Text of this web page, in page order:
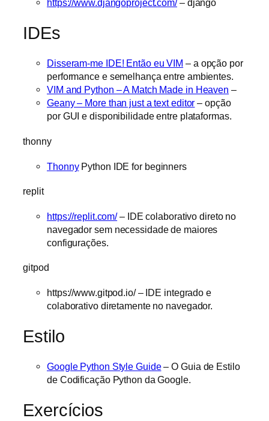
https://www.djangoproject.com/ – django
IDEs
Disseram-me IDE! Então eu VIM – a opção por
performance e semelhança entre ambientes.
VIM and Python – A Match Made in Heaven –
Geany – More than just a text editor – opção
por GUI e disponibilidade entre plataformas.
thonny
ThonnyPython IDE for beginners
replit
https://replit.com/– IDE colaborativo direto no
navegador sem necessidade de maiores
configurações.
gitpod
https://www.gitpod.io/ – IDE integrado e
colaborativo diretamente no navegador.
Estilo
Google Python Style Guide– O Guia de Estilo
de Codificação Python da Google.
Exercícios